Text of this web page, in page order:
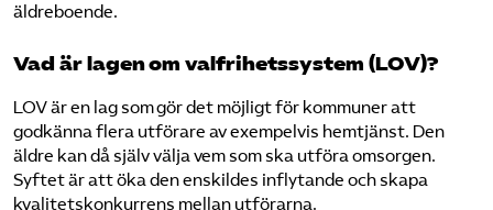
äldreboende.
Vad är lagen om valfrihetssystem (LOV)?
LOV är en lag som gör det möjligt för kommuner att
godkänna flera utförare av exempelvis hemtjänst. Den
äldre kan då själv välja vem som ska utföra omsorgen.
Syftet är att öka den enskildes inflytande och skapa
kvalitetskonkurrens mellan utförarna.